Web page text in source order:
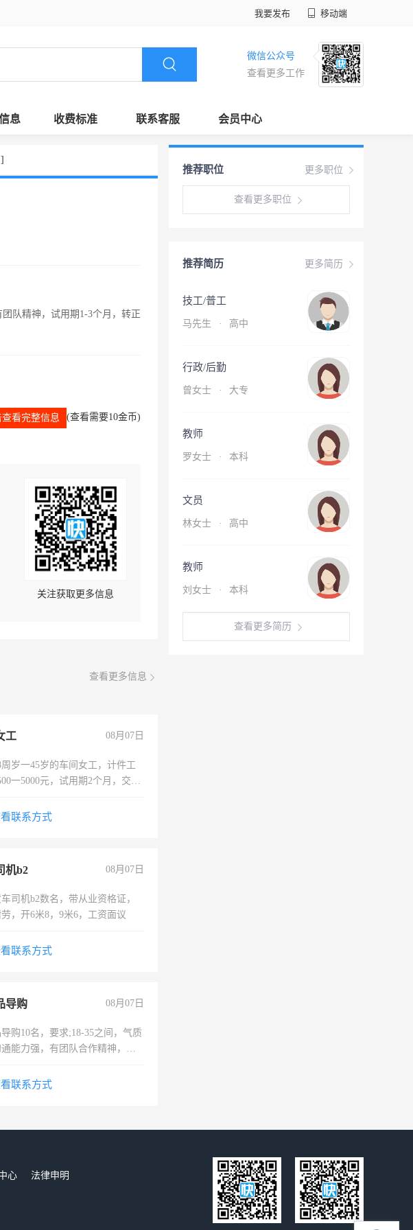
我要发布 移动端
微信公众号
查看更多工作
息 收费标准 联系客服 会员中心
]
队精神，试用期1-3个月，转正
查看完整信息 (查看需要10金币)
关注获取更多信息
查看更多信息
工 08月07日
岁一45岁的车间女工，计件工
一5000元，试用期2个月，交五
联系方式
机b2 08月07日
司机b2数名，带从业资格证，
，开6米8，9米6，工资面议
联系方式
导购 08月07日
购10名，要求;18-35之间，气质
能力强，有团队合作精神，有
联系方式
更多职位
推荐职位
查看更多职位
更多简历
推荐简历
技工/普工
马先生 · 高中
行政/后勤
曾女士 · 大专
教师
罗女士 · 本科
文员
林女士 · 高中
教师
刘女士 · 本科
查看更多简历
心
法律申明